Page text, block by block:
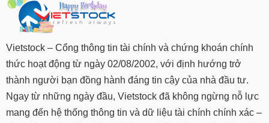
Vietstock – Cổng thông tin tài chính và chứng khoán chính
thức hoạt động từ ngày 02/08/2002, với định hướng trở
thành người bạn đồng hành đáng tin cậy của nhà đầu tư.
Ngay từ những ngày đầu, Vietstock đã không ngừng nỗ lực
mang đến hệ thống thông tin và dữ liệu tài chính chính xác –